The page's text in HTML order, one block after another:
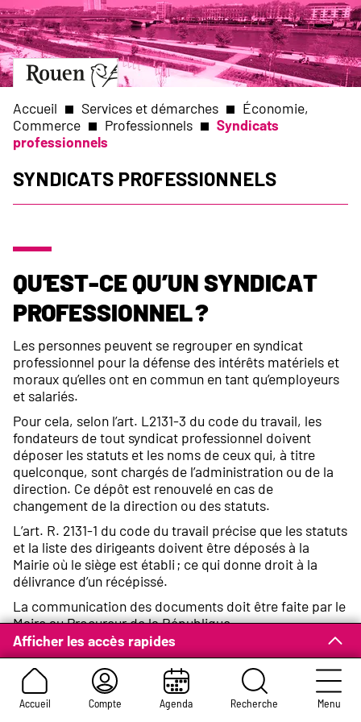
Aller
au
contenu
principal
Aller
à
page
d’accueil
Slide
1
of
1
Accueil Compte Agenda Recherche Menu
Fil
d'Ariane
Accueil Services et démarches
Économie,
Commerce
Professionnels
Syndicats
professionnels
Syndicats professionnels
Afficher les accès rapides
Qu’est-ce qu’un syndicat
professionnel ?
Les personnes peuvent se regrouper en syndicat
professionnel pour la défense des intérêts matériels et
moraux qu’elles ont en commun en tant qu’employeurs
et salariés.
Pour cela, selon l’art. L2131-3 du code du travail, les
fondateurs de tout syndicat professionnel doivent
déposer les statuts et les noms de ceux qui, à titre
quelconque, sont chargés de l’administration ou de la
direction. Ce dépôt est renouvelé en cas de
changement de la direction ou des statuts.
L’art. R. 2131-1 du code du travail précise que les statuts
et la liste des dirigeants doivent être déposés à la
Mairie où le siège est établi ; ce qui donne droit à la
délivrance d’un récépissé.
La communication des documents doit être faite par le
Maire au Procureur de la République.
Création d’un syndicat